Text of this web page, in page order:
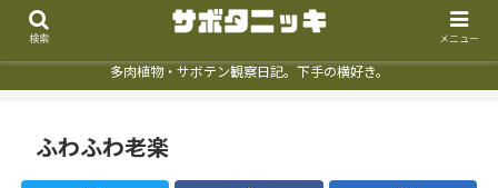
多肉植物・サボテン観察日記。下手の横好き。
ふわふわ老楽
検索 メニュー